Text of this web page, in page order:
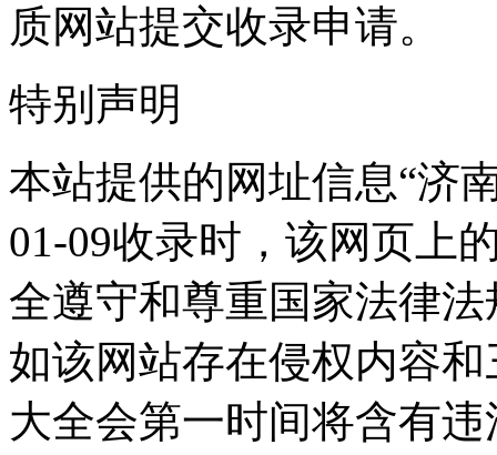
质网站提交收录申请。
特别声明
本站提供的网址信息“济
01-09收录时，该网页上
全遵守和尊重国家法律
如该网站存在侵权内容
大全会第一时间将含有